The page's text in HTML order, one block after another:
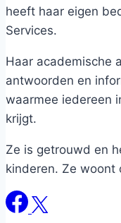
heeft haar eigen
Services.
Haar academische
antwoorden en
waarmee iedereen
krijgt.
Ze is getrouwd en
kinderen. Ze woont